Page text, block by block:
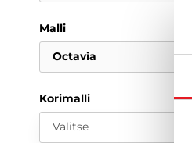
Malli
Octavia
Korimalli
Valitse